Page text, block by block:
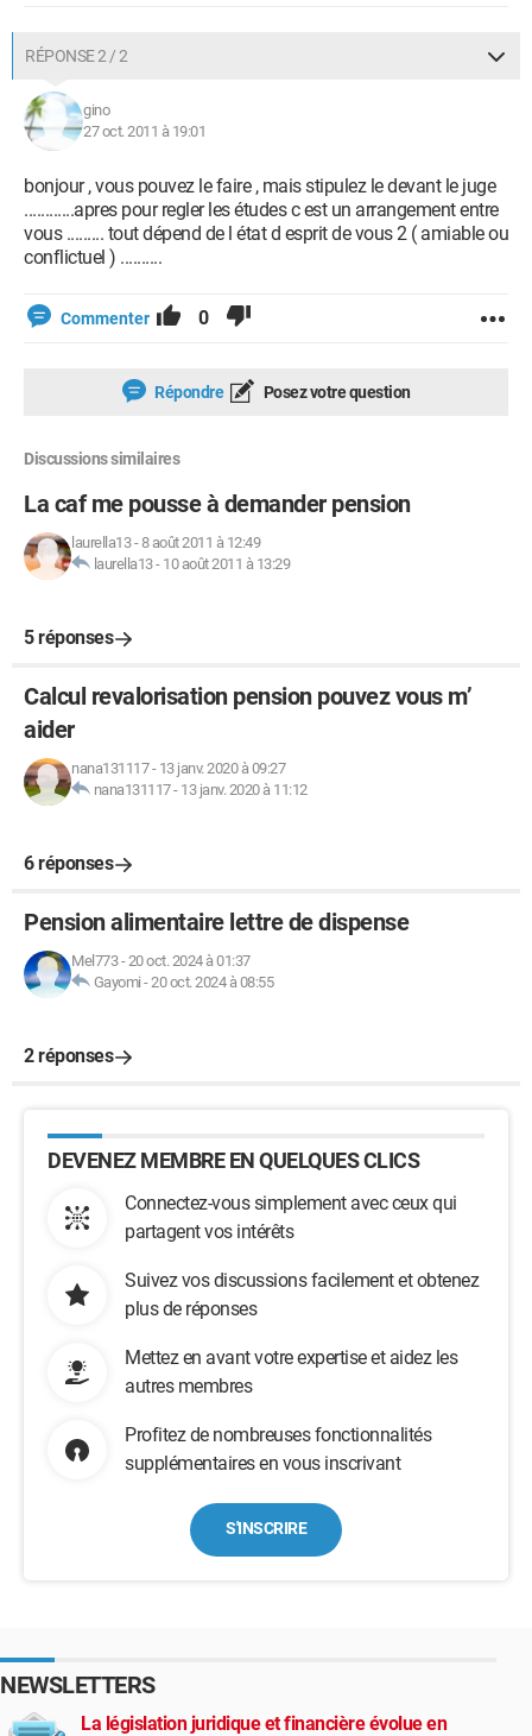
RÉPONSE 2 / 2
gino
27 oct. 2011 à 19:01
bonjour , vous pouvez le faire , mais stipulez le devant le juge
............apres pour regler les études c est un arrangement entre
vous ......... tout dépend de l état d esprit de vous 2 ( amiable ou
conflictuel ) ..........
Commenter 0
Répondre Posez votre question
Discussions similaires
La caf me pousse à demander pension
laurella13-8 août 2011 à 12:49
laurella13- 10 août 2011 à 13:29
5 réponses
Calcul revalorisation pension pouvez vous m’
aider
nana131117- 13 janv. 2020 à 09:27
nana131117- 13 janv. 2020 à 11:12
6 réponses
Pension alimentaire lettre de dispense
Mel773-20 oct. 2024 à 01:37
Gayomi -20 oct. 2024 à 08:55
2 réponses
DEVENEZ MEMBRE EN QUELQUES CLICS
Connectez-vous simplement avec ceux qui
partagent vos intérêts
Suivez vos discussions facilement et obtenez
plus de réponses
Mettez en avant votre expertise et aidez les
autres membres
Profitez de nombreuses fonctionnalités
supplémentaires en vous inscrivant
S'INSCRIRE
NEWSLETTERS
La législation juridique et financière évolue en